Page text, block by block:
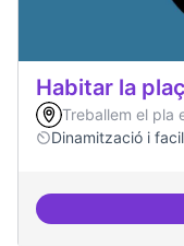
Habitar la
Treballem el pla
Dinamització i